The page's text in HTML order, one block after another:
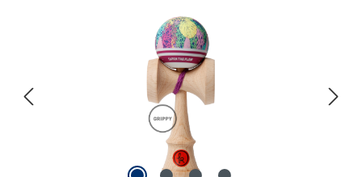
Bildergalerie überspringen